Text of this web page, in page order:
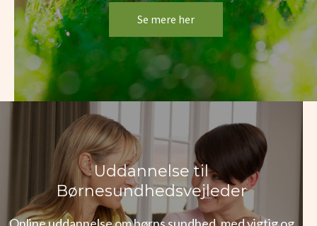
Se mere her
Uddannelse til
Børnesundhedsvejleder